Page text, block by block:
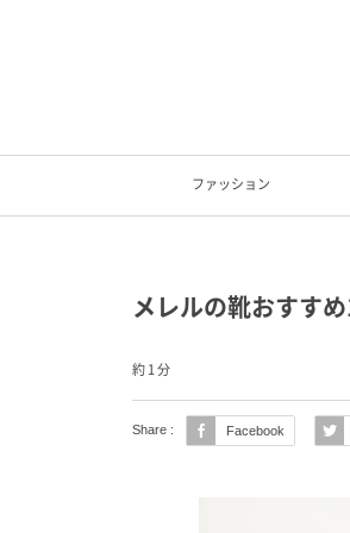
ファッション
メレルの靴おすす
約 1 分
Share : Facebook